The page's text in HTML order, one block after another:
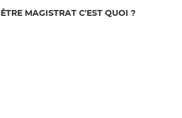
ÊTRE MAGISTRAT C'EST QUOI ?